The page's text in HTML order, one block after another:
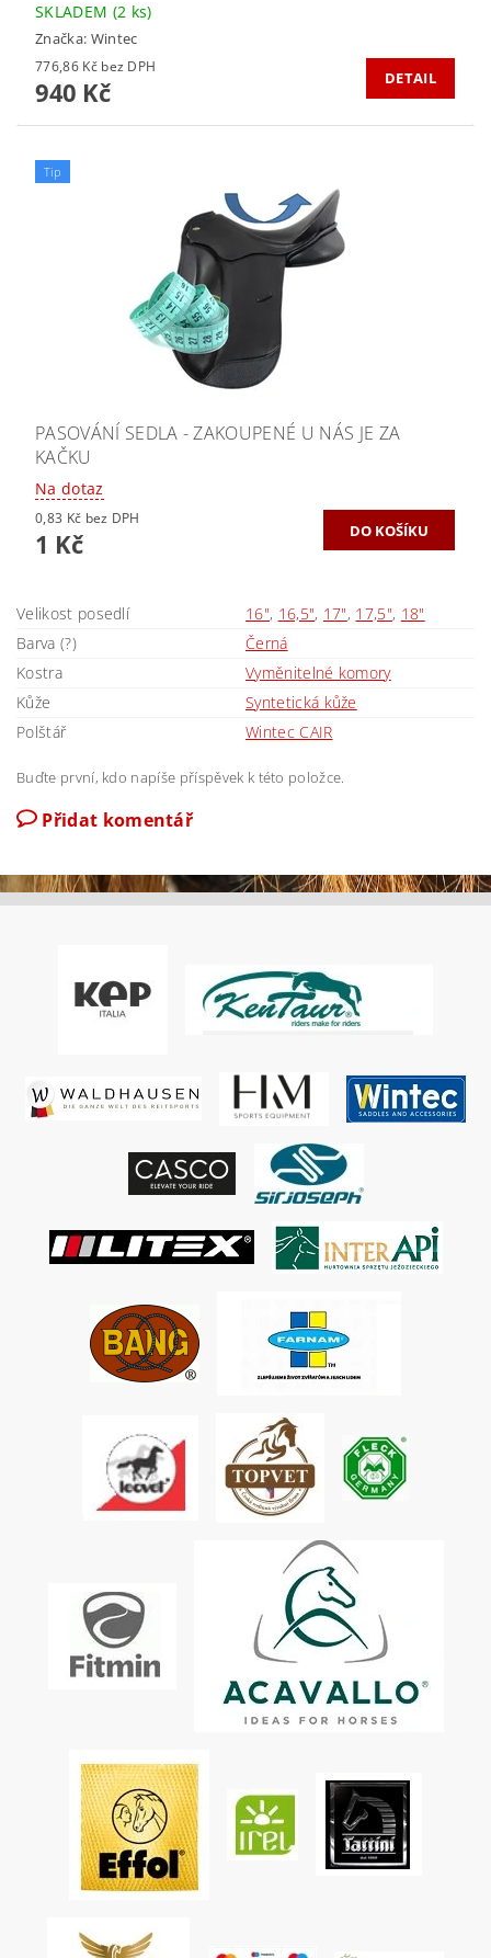
SKLADEM (2 ks)
Značka: Wintec
776,86 Kč bez DPH
940 Kč DETAIL
Tip
PASOVÁNÍ SEDLA - ZAKOUPENÉ U NÁS JE ZA
KAČKU
Na dotaz
0,83 Kč bez DPH
1 Kč
Velikost posedlí 16", 16,5", 17", 17,5", 18"
Barva (?)
Černá
Kostra
Vyměnitelné komory
Kůže
Syntetická kůže
Polštář
Wintec CAIR
Buďte první, kdo napíše příspěvek k této položce.
Přidat komentář